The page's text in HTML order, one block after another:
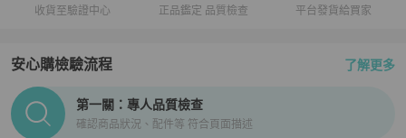
收貨至驗證中心 正品鑑定 品質檢查 平台發貨給買家
安心購檢驗流程 了解更多
PopChill拍拍圈正品驗證、安心購檢驗流程介紹
第一關：專人品質檢查
確認商品狀況、配件等 符合頁面描述